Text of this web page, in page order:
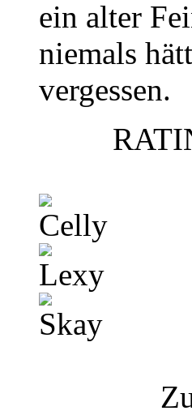
ein alter
niemals
vergessen.
Celly
Lexy
Skay